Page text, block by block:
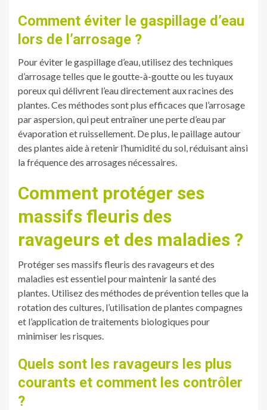
Comment éviter le gaspillage d’eau
lors de l’arrosage ?
Pour éviter le gaspillage d’eau, utilisez des techniques
d’arrosage telles que le goutte-à-goutte ou les tuyaux
poreux qui délivrent l’eau directement aux racines des
plantes. Ces méthodes sont plus efficaces que l’arrosage
par aspersion, qui peut entraîner une perte d’eau par
évaporation et ruissellement. De plus, le paillage autour
des plantes aide à retenir l’humidité du sol, réduisant ainsi
la fréquence des arrosages nécessaires.
Comment protéger ses
massifs fleuris des
ravageurs et des maladies ?
Protéger ses massifs fleuris des ravageurs et des
maladies est essentiel pour maintenir la santé des
plantes. Utilisez des méthodes de prévention telles que la
rotation des cultures, l’utilisation de plantes compagnes
et l’application de traitements biologiques pour
minimiser les risques.
Quels sont les ravageurs les plus
courants et comment les contrôler
?